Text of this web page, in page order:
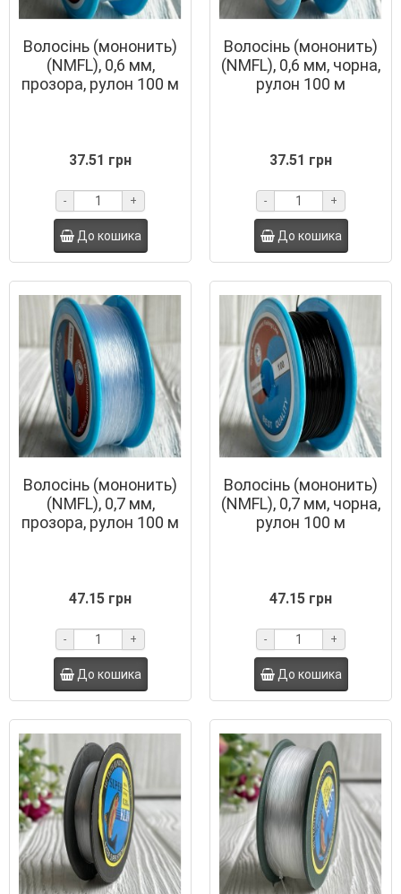
Волосінь (мононить)
(NMFL), 0,6 мм,
прозора, рулон 100 м
37.51 грн
- +
До кошика
Волосінь (мононить)
(NMFL), 0,6 мм, чорна,
рулон 100 м
37.51 грн
- +
До кошика
Волосінь (мононить)
(NMFL), 0,7 мм,
прозора, рулон 100 м
47.15 грн
- +
До кошика
Волосінь (мононить)
(NMFL), 0,7 мм, чорна,
рулон 100 м
47.15 грн
- +
До кошика